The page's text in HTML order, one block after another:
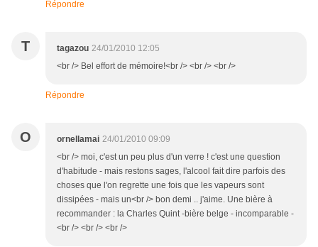
Répondre
T tagazou 24/01/2010 12:05
<br /> Bel effort de mémoire!<br /> <br /> <br />
Répondre
O ornellamai 24/01/2010 09:09
<br /> moi, c'est un peu plus d'un verre ! c'est une question
d'habitude - mais restons sages, l'alcool fait dire parfois des
choses que l'on regrette une fois que les vapeurs sont
dissipées - mais un<br /> bon demi .. j'aime. Une bière à
recommander : la Charles Quint -bière belge - incomparable -
<br /> <br /> <br />